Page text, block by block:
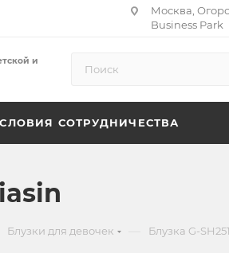
Москва,
Business Park
и
СОТРУДНИЧЕСТВА
Блузки для девочек Блузка G-